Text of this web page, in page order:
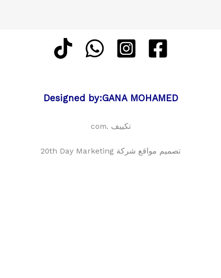
Designed by:GANA MOHAMED
تكييف .com
تصميم مواقع شركة 20th Day Marketing